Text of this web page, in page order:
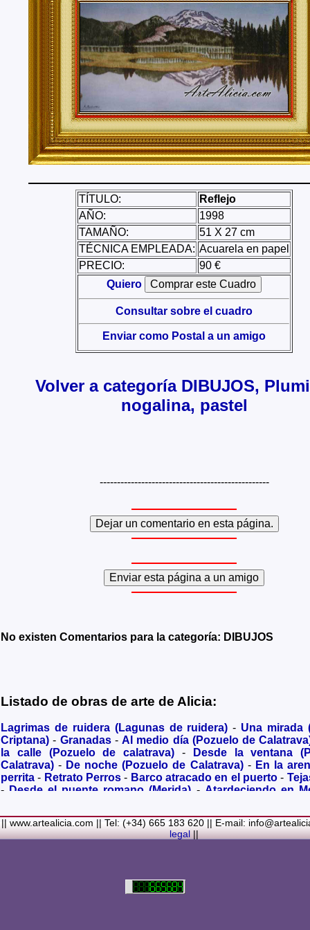
Valencia, Valladolid, Vizcaya, Zamora, Zaragoza.
También realizo envíos de mis cuadros o pinturas
lugares del mundo como pueden ser Estados Unidos,
Alemania, Gran Bretaña, Francia, Argentina, Italia...
TÍTULO:
Reflejo
AÑO:
1998
TAMAÑO:
51 X 27 cm
TÉCNICA EMPLEADA: Acuarela en papel
PRECIO:
90 €
Quiero
Consultar sobre el cuadro
Enviar como Postal a un amigo
Volver a categoría DIBUJOS,
nogalina, pastel
-------------------------------------------------
No existen Comentarios para la categoría: DIBUJOS
Listado de obras de arte de Alicia:
Lagrimas de ruidera (Lagunas de ruidera) - Una mirada
Criptana) - Granadas-Al medio día (Pozuelo de
la calle (Pozuelo de calatrava) -
Desde la ventana
Calatrava) - De noche (Pozuelo de Calatrava)- En la
perrita - Retrato Perros - Barco atracado en el puerto -
- Desde el puente romano (Merida) - Atardeciendo en
(Bolaños de Calatrava)-Membrillos madurando al sol-
costa-A dormir (Cuadro infantil)-En flor-Ramo de
Familiar-La fuente (La Alhambra de Granada)-Acuarela
Puerta de Ciruela en 1868 (Ciudad
del Alcazar en tiempo de Juan II (Ciudad Real)
|| www.artealicia.com || Tel: (+34) 665 183 620 || E-mail:
legal||